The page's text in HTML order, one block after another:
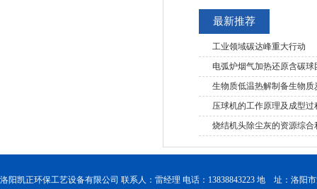
最新推荐
工业领域碳达峰重大行动
电弧炉烟气加热还原含碳球
生物质低温热解制备生物质
压球机的工作原理及成型过
烧结机头除尘灰的资源综合
洛阳凯正环保工艺设备有限公司 联系人：雷经理 电话：13838843223 地 址：洛阳